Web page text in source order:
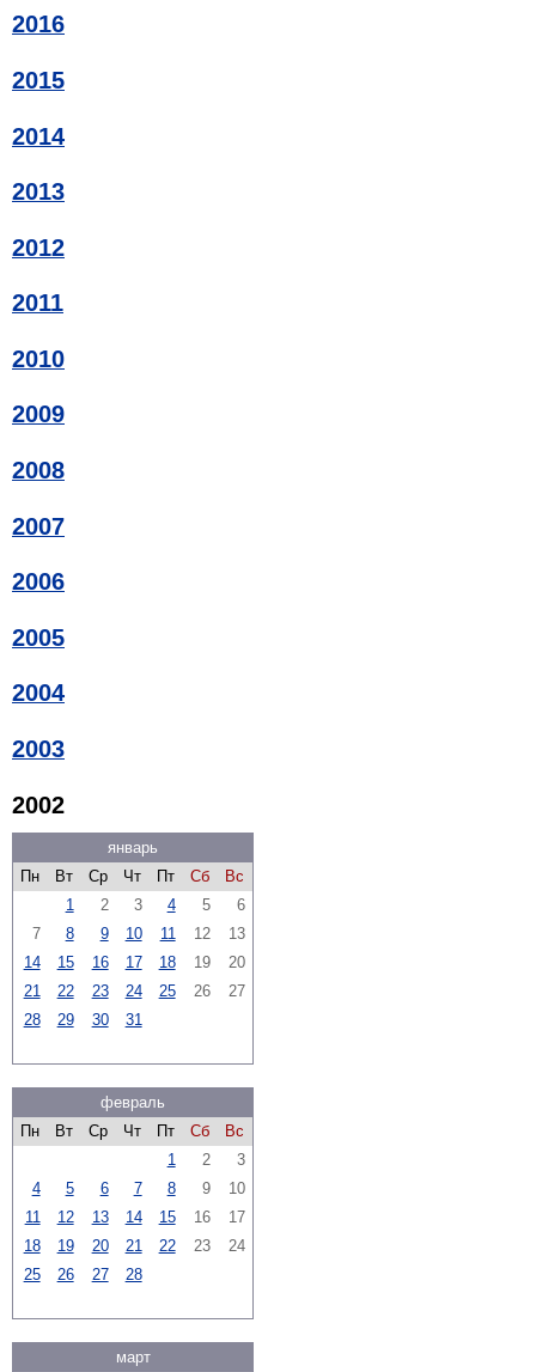
2016
2015
2014
2013
2012
2011
2010
2009
2008
2007
2006
2005
2004
2003
2002
январь
Пн
Вт Ср Чт Пт Сб
Вс
1
2 3 4 5
6
7
8 9 10 11 12
13
14
15 16 17 18 19
20
21
22 23 24 25 26
27
28
29 30 31
февраль
Пн
Вт Ср Чт Пт Сб
Вс
1
2
3
4
5 6 7 8 9
10
11
12 13 14 15 16
17
18
19 20 21 22 23
24
25
26 27 28
март